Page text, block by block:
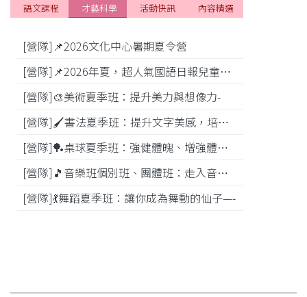
[營隊]📌2026文化中心暑期夏令營
[營隊]📌2026年夏，超人氣國語日報兒童商學院搶先報！
[營隊]🎨美術夏季班：提升美力與想像力-
[營隊]🖌️書法夏季班：提升文字美感，培養專注力—
[營隊]️🏓桌球夏季班：強健體魄、增強體能---
[營隊]🎵️音樂班個別班、團體班：走入音樂世界-
[營隊]💃舞蹈夏季班：讓你成為舞動的仙子—-
語文課程 才藝科學 活動快訊 內容精選